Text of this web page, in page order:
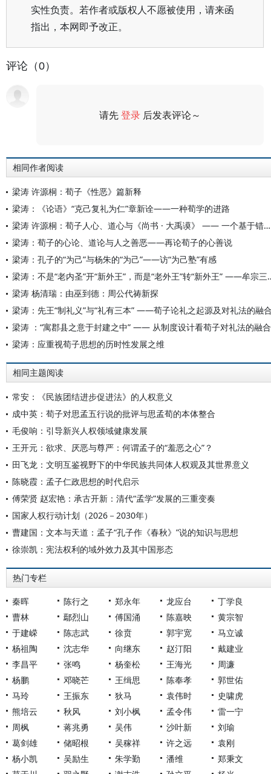
实性负责。若作者或版权人不愿被使用，请来函
指出，本网即予改正。
评论（0）
请先登录 后发表评论～
相同作者阅读
梁涛 许源桐：荀子《性恶》篇新释
梁涛：《论语》“克己复礼为仁”章新诠——一种荀学的进路
梁涛 许源桐：荀子人心、道心与《尚书 · 大禹谟》 —— 一个基于错简的学术公案
梁涛：荀子的心论、道论与人之善恶——再论荀子的心善说
梁涛：孔子的“为己”与杨朱的“为己”——访“为己塾”有感
梁涛：不是“老内圣”开“新外
梁涛 杨清瑞：由巫到德：周公代祷新探
梁涛：先王“制礼义”与“礼有三本” ——荀子论礼之起源及对礼法的融
梁涛 ：“寓郡县之意于封建之中” —— 从制度设计看荀子对礼法的融合
梁涛：应重视荀子思想的历时性发展之维
相同主题阅读
常安：《民族团结进步促进法》的人权意义
成中英：荀子对思孟五行说的批评与思孟荀的本体整合
毛俊响：引导新兴人权领域健康发展
王开元：欲求、厌恶与尊严：何谓孟子的“羞恶之心”？
田飞龙：文明互鉴视野下的中华民族共同体人权观及其世界意义
陈晓霞：孟子仁政思想的时代启示
傅荣贤 赵宏艳：承古开新：清代“孟学”发展的三重变奏
国家人权行动计划（2026－2030年）
曹建国：文本与天道：孟子“孔子作《春秋》”说的知识与思想
徐崇凯：宪法权利的域外效力及其中国形态
热门专栏
秦晖 陈行之 郑永年 龙应台
丁学良
曹林
鄢烈山 傅国涌 陈嘉映
黄宗智
于建嵘
陈志武 徐贲 郭宇宽
马立诚
杨祖陶
沈志华 向继东 赵汀阳
戴建业
李昌平
张鸣 杨奎松 王海光
周濂
杨鹏
邓晓芒 王缉思 陈奉孝
郭世佑
马玲
王振东 狄马 袁伟时
史啸虎
熊培云
秋风 刘小枫 孟令伟
雷一宁
周枫
蒋兆勇 吴伟 沙叶新
刘瑜
葛剑雄
储昭根 吴稼祥 许之远
袁刚
杨小凯
吴励生 朱学勤 潘维
郑秉文